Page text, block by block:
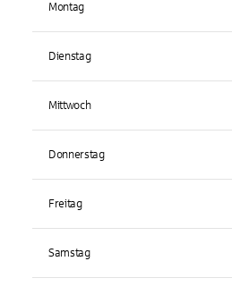
Montag
Dienstag
Mittwoch
Donnerstag
Freitag
Samstag